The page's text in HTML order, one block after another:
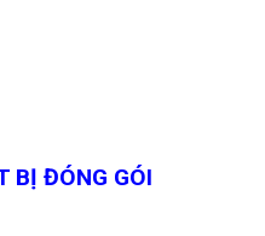
BỊ ĐÓNG GÓI